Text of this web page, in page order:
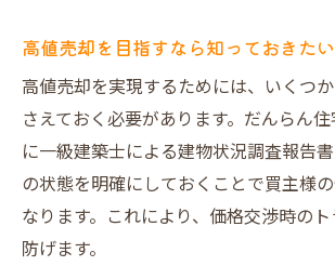
トラブル防止のための建物調
プレミアム不動産売却の流れ
く
買主が安心する提案ポイント
高値売却を目指すなら知っておきた
高値売却を実現するためには、いくつ
さえておく必要があります。だんらん
に一級建築士による建物状況調査報告
の状態を明確にしておくことで買主様
なります。これにより、価格交渉時の
防げます。